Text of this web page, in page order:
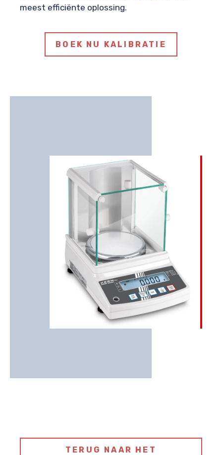
meest efficiënte oplossing.
BOEK NU KALIBRATIE
TERUG NAAR HET